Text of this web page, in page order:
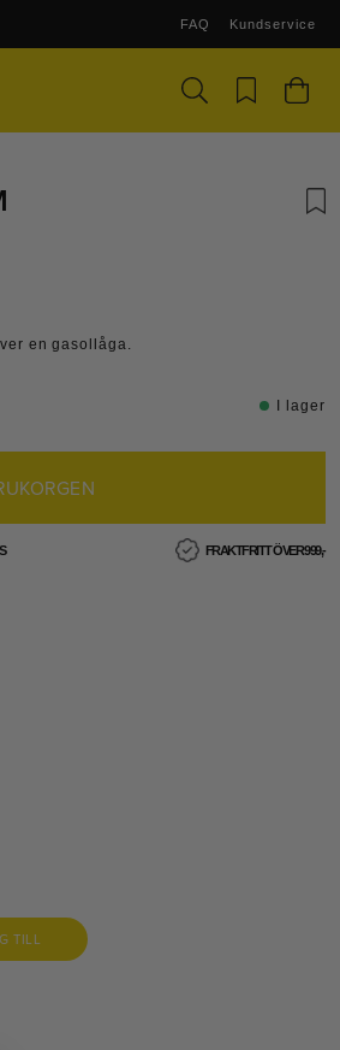
FAQ Kundservice
en gasollåga.
I lager
FRAKTFRITT ÖVER 999,-
TILL